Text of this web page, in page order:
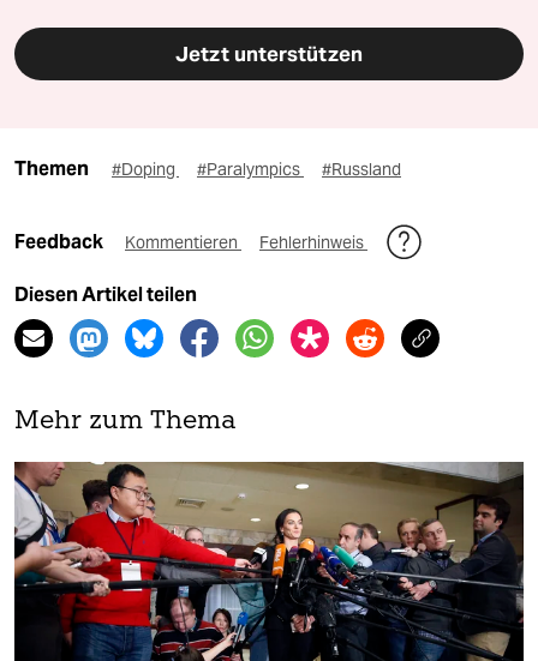
Jetzt unterstützen
Themen #Doping #Paralympics #Russland
Feedback Kommentieren Fehlerhinweis
Diesen Artikel teilen
Mehr zum Thema